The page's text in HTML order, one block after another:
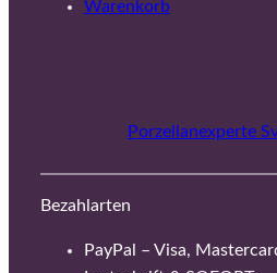
Warenkorb
Porzellanexperte
Bezahlarten
PayPal – Visa,